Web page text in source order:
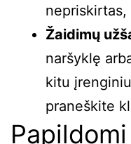
nepriskirtas,
Žaidimų
naršyklę
kitu
praneškite